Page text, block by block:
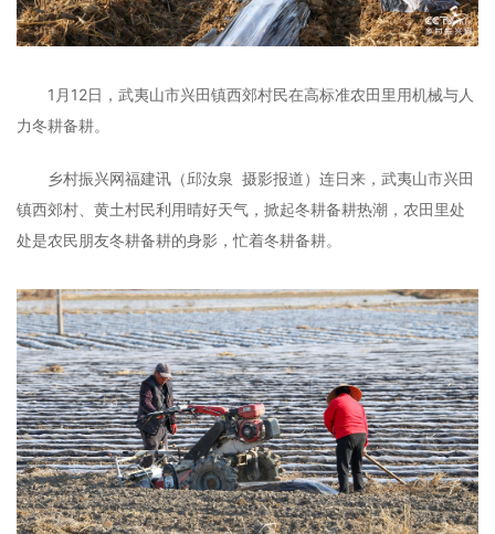
1月12日，武夷山市兴田镇西郊村民在高标准农田里用机械与人
力冬耕备耕。
乡村振兴网福建讯（邱汝泉 摄影报道）连日来，武夷山市兴田
镇西郊村、黄土村民利用晴好天气，掀起冬耕备耕热潮，农田里处
处是农民朋友冬耕备耕的身影，忙着冬耕备耕。